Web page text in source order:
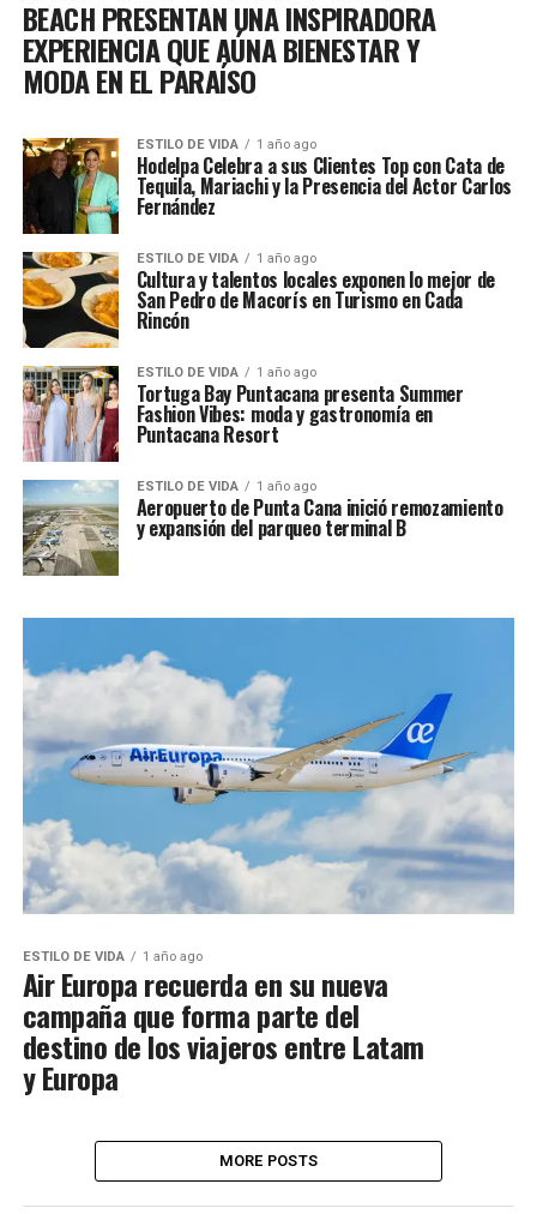
BEACH PRESENTAN UNA INSPIRADORA
EXPERIENCIA QUE AÚNA BIENESTAR Y
MODA EN EL PARAÍSO
ESTILO DE VIDA 1 año ago
Hodelpa Celebra a sus Clientes Top con Cata de
Tequila, Mariachi y la Presencia del Actor Carlos
Fernández
ESTILO DE VIDA 1 año ago
Cultura y talentos locales exponen lo mejor de
San Pedro de Macorís en Turismo en Cada
Rincón
ESTILO DE VIDA 1 año ago
Tortuga Bay Puntacana presenta Summer
Fashion Vibes: moda y gastronomía en
Puntacana Resort
ESTILO DE VIDA 1 año ago
Aeropuerto de Punta Cana inició remozamiento
y expansión del parqueo terminal B
ESTILO DE VIDA 1 año ago
Air Europa recuerda en su nueva
campaña que forma parte del
destino de los viajeros entre Latam
y Europa
MORE POSTS